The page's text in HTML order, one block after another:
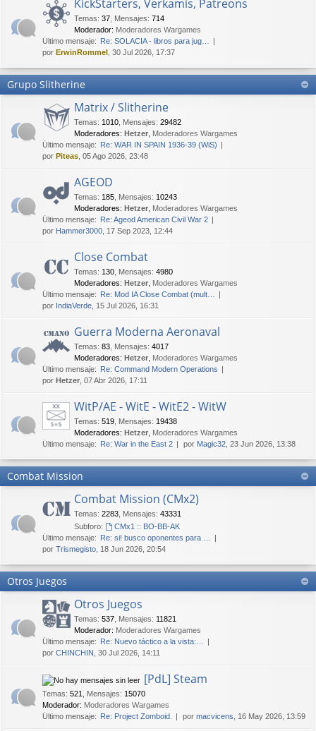
KickStarters, Verkamis, Patreons
Temas: 37 Mensajes: 714
Moderador: Moderadores Wargames
Último mensaje: Re: SOLACIA - libros para jug…
por ErwinRommel , 30 Jul 2026, 17:37
Grupo Slitherine
Matrix / Slitherine
Temas: 1010 Mensajes: 29482
Moderadores: Hetzer Moderadores Wargames
Último mensaje: Re: WAR IN SPAIN 1936-39 (WiS)
por Piteas , 05 Ago 2026, 23:48
AGEOD
Temas: 185 Mensajes: 10243
Moderadores: Hetzer Moderadores Wargames
Último mensaje: Re: Ageod American Civil War 2
por Hammer3000 , 17 Sep 2023, 12:44
Close Combat
Temas: 130 Mensajes: 4980
Moderadores: Hetzer Moderadores Wargames
Último mensaje: Re: Mod IA Close Combat (mult…
por IndiaVerde , 15 Jul 2026, 16:31
Guerra Moderna Aeronaval
Temas: 83 Mensajes: 4017
Moderadores: Hetzer Moderadores Wargames
Último mensaje: Re: Command Modern Operations
por Hetzer , 07 Abr 2026, 17:11
WitP/AE - WitE - WitE2 - WitW
Temas: 519 Mensajes: 19438
Moderadores: Hetzer Moderadores Wargames
Último mensaje: Re: War in the East 2 por Magic32 , 23 Jun 2026, 13:38
Combat Mission
Combat Mission (CMx2)
Temas: 2283 Mensajes: 43331
Subforo:
CMx1 :: BO-BB-AK
Último mensaje: Re: si! busco oponentes para …
por Trismegisto , 18 Jun 2026, 20:54
Otros Juegos
Otros Juegos
Temas: 537 Mensajes: 11821
Moderador: Moderadores Wargames
Último mensaje: Re: Nuevo táctico a la vista:…
por CHINCHIN , 30 Jul 2026, 14:11
[PdL] Steam
Temas: 521 Mensajes: 15070
Moderador: Moderadores Wargames
Último mensaje: Re: Project Zomboid. por macvicens , 16 May 2026, 13:59